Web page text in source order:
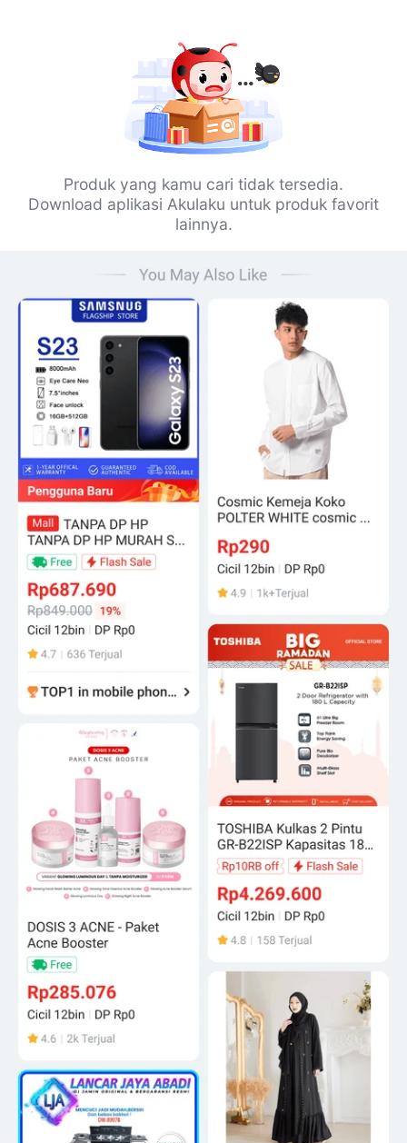
Produk yang kamu cari tidak tersedia.
Download aplikasi Akulaku untuk produk favorit
lainnya.